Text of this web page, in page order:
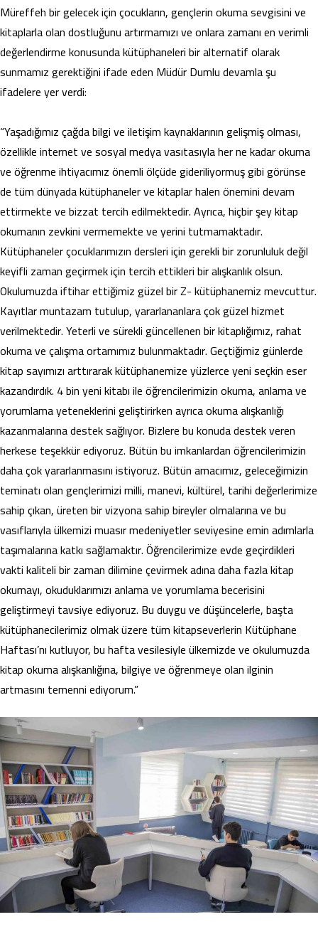
Müreffeh bir gelecek için çocukların, gençlerin okuma sevgisini ve
kitaplarla olan dostluğunu artırmamızı ve onlara zamanı en verimli
değerlendirme konusunda kütüphaneleri bir alternatif olarak
sunmamız gerektiğini ifade eden Müdür Dumlu devamla şu
ifadelere yer verdi:
“Yaşadığımız çağda bilgi ve iletişim kaynaklarının gelişmiş olması,
özellikle internet ve sosyal medya vasıtasıyla her ne kadar okuma
ve öğrenme ihtiyacımız önemli ölçüde gideriliyormuş gibi görünse
de tüm dünyada kütüphaneler ve kitaplar halen önemini devam
ettirmekte ve bizzat tercih edilmektedir. Ayrıca, hiçbir şey kitap
okumanın zevkini vermemekte ve yerini tutmamaktadır.
Kütüphaneler çocuklarımızın dersleri için gerekli bir zorunluluk değil
keyifli zaman geçirmek için tercih ettikleri bir alışkanlık olsun.
Okulumuzda iftihar ettiğimiz güzel bir Z- kütüphanemiz mevcuttur.
Kayıtlar muntazam tutulup, yararlananlara çok güzel hizmet
verilmektedir. Yeterli ve sürekli güncellenen bir kitaplığımız, rahat
okuma ve çalışma ortamımız bulunmaktadır. Geçtiğimiz günlerde
kitap sayımızı arttırarak kütüphanemize yüzlerce yeni seçkin eser
kazandırdık. 4 bin yeni kitabı ile öğrencilerimizin okuma, anlama ve
yorumlama yeteneklerini geliştirirken ayrıca okuma alışkanlığı
kazanmalarına destek sağlıyor. Bizlere bu konuda destek veren
herkese teşekkür ediyoruz. Bütün bu imkanlardan öğrencilerimizin
daha çok yararlanmasını istiyoruz. Bütün amacımız, geleceğimizin
teminatı olan gençlerimizi milli, manevi, kültürel, tarihi değerlerimize
sahip çıkan, üreten bir vizyona sahip bireyler olmalarına ve bu
vasıflarıyla ülkemizi muasır medeniyetler seviyesine emin adımlarla
taşımalarına katkı sağlamaktır. Öğrencilerimize evde geçirdikleri
vakti kaliteli bir zaman dilimine çevirmek adına daha fazla kitap
okumayı, okuduklarımızı anlama ve yorumlama becerisini
geliştirmeyi tavsiye ediyoruz. Bu duygu ve düşüncelerle, başta
kütüphanecilerimiz olmak üzere tüm kitapseverlerin Kütüphane
Haftası’nı kutluyor, bu hafta vesilesiyle ülkemizde ve okulumuzda
kitap okuma alışkanlığına, bilgiye ve öğrenmeye olan ilginin
artmasını temenni ediyorum.”